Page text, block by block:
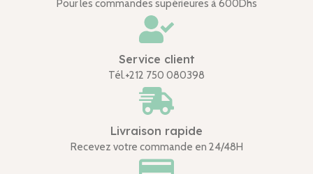
Pour les commandes supérieures à 600Dhs
Service client
Tél.+212 750 080398
Livraison rapide
Recevez votre commande en 24/48H